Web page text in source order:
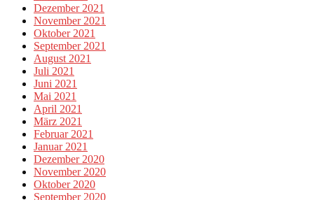
Dezember 2021
November 2021
Oktober 2021
September 2021
August 2021
Juli 2021
Juni 2021
Mai 2021
April 2021
März 2021
Februar 2021
Januar 2021
Dezember 2020
November 2020
Oktober 2020
September 2020